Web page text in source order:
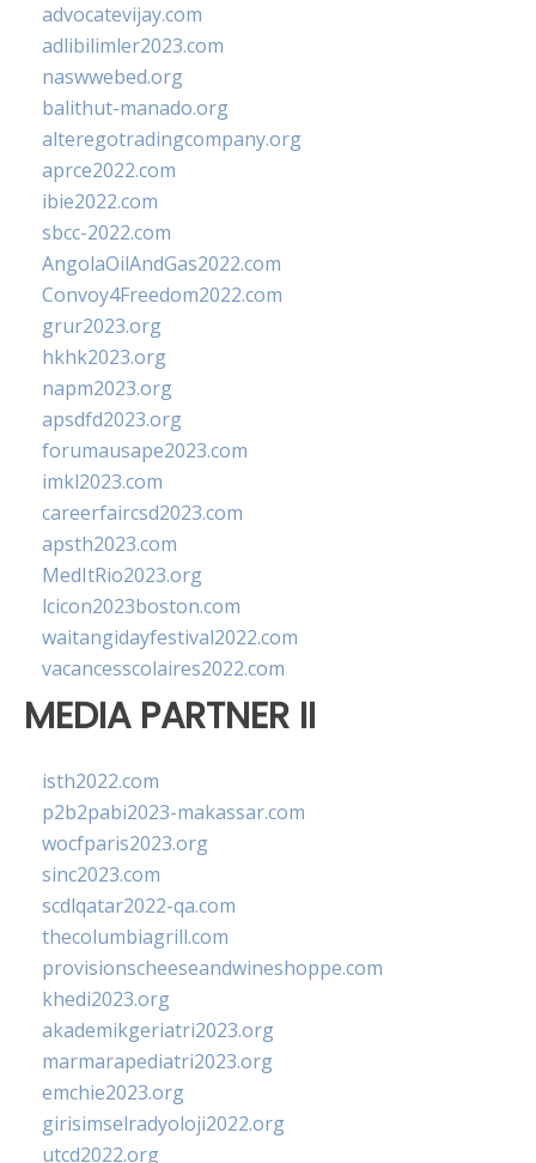
advocatevijay.com
adlibilimler2023.com
naswwebed.org
balithut-manado.org
alteregotradingcompany.org
aprce2022.com
ibie2022.com
sbcc-2022.com
AngolaOilAndGas2022.com
Convoy4Freedom2022.com
grur2023.org
hkhk2023.org
napm2023.org
apsdfd2023.org
forumausape2023.com
imkl2023.com
careerfaircsd2023.com
apsth2023.com
MedItRio2023.org
lcicon2023boston.com
waitangidayfestival2022.com
vacancesscolaires2022.com
MEDIA PARTNER II
isth2022.com
p2b2pabi2023-makassar.com
wocfparis2023.org
sinc2023.com
scdlqatar2022-qa.com
thecolumbiagrill.com
provisionscheeseandwineshoppe.com
khedi2023.org
akademikgeriatri2023.org
marmarapediatri2023.org
emchie2023.org
girisimselradyoloji2022.org
utcd2022.org